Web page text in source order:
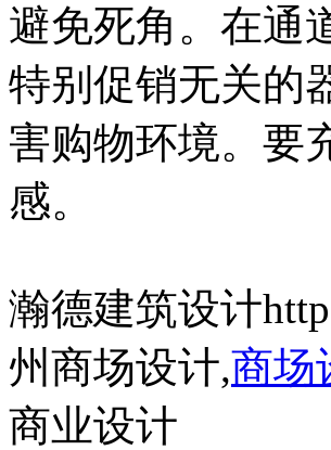
避免死角。在通
特别促销无关的
害购物环境。要
感。
瀚德建筑设计
州商场设计,商场
商业设计